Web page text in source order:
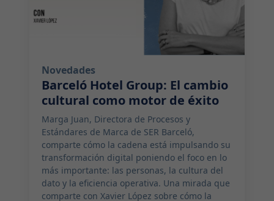
Novedades
Barceló Hotel Group: El cambio
cultural como motor de éxito
Marga Juan, Directora de Procesos y
Estándares de Marca de SER Barceló,
comparte cómo la cadena está impulsando su
transformación digital poniendo el foco en lo
más importante: las personas, la cultura del
dato y la eficiencia operativa. Una mirada que
comparte con Xavier López sobre cómo la